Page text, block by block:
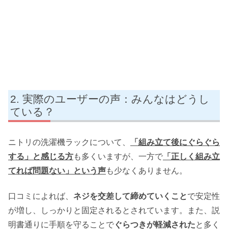
実際のユーザーの声：みんなはどうし
ている？
ニトリの洗濯機ラックについて、
「組み立て後にぐらぐら
する」と感じる方も多くいますが、一方で 「正しく組み立
てれば問題ない」という声も少なくありません。
口コミによれば、 ネジを交差して締めていくことで安定性
が増し、しっかりと固定されるとされています。また、説
明書通りに手順を守ることでぐらつきが軽減されたと多く